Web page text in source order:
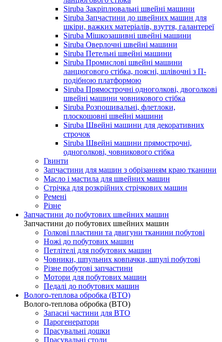
Siruba Закріплювальні швейні машини
Siruba Запчастини до швейних машин для
шкіри, важких матеріалів, взуття, галантереї
Siruba Мішкозашивні швейні машини
Siruba Оверлочні швейні машини
Siruba Петельні швейні машини
Siruba Промислові швейні машини
ланцюгового стібка, поясні, шлівочні з П-
подібною платформою
Siruba Прямострочні одноголкові, двоголкові
швейні машини човникового стібка
Siruba Розпошивальні, флетлоки,
плоскошовні швейні машини
Siruba Швейні машини для декоративних
строчок
Siruba Швейні машини прямострочні,
одноголкові, човникового стібка
Гвинти
Запчастини для машин з обрізанням краю тканини
Масло і мастила для швейних машин
Стрічка для розкрійних стрічкових машин
Ремені
Різне
Запчастини до побутових швейних машин
Запчастини до побутових швейних машин
Голкові пластини та двигуни тканини побутові
Ножі до побутових машин
Петлітелі для побутових машин
Човники, шпульних ковпачки, шпулі побутові
Різне побутові запчастини
Мотори для побутових машин
Педалі до побутових машин
Волого-теплова обробка (ВТО)
Волого-теплова обробка (ВТО)
Запасні частини для ВТО
Парогенератори
Прасувальні дошки
Прасувальні столи